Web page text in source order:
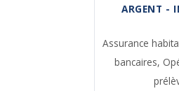
ARGENT -
Assurance
bancaires,